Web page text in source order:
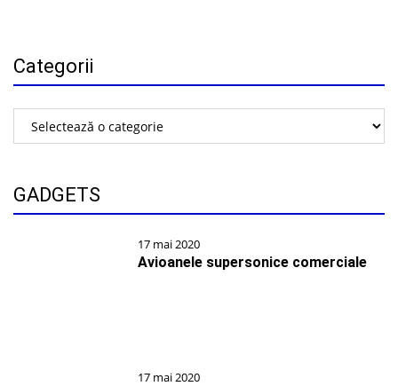
Categorii
GADGETS
17 mai 2020
Avioanele supersonice comerciale
17 mai 2020